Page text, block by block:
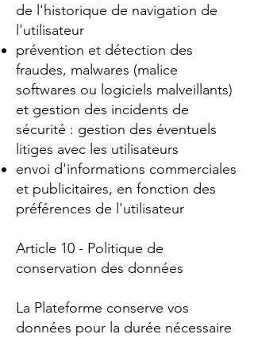
de l'historique de navigation de
l'utilisateur
prévention et détection des
fraudes, malwares (malice
softwares ou logiciels malveillants)
et gestion des incidents de
sécurité : gestion des éventuels
litiges avec les utilisateurs
envoi d'informations commerciales
et publicitaires, en fonction des
préférences de l'utilisateur
Article 10 - Politique de
conservation des données
La Plateforme conserve vos
données pour la durée nécessaire